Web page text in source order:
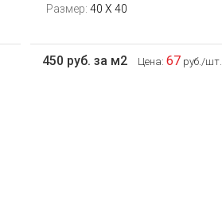
Размер: 40 Х 40
450 руб. за м2 Цена: 67 руб./шт.